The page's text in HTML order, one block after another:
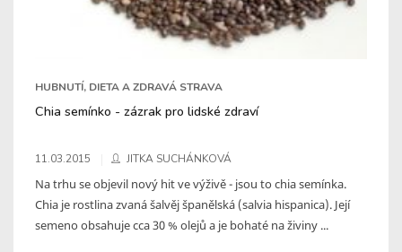
HUBNUTÍ, DIETA A ZDRAVÁ STRAVA
Chia semínko - zázrak pro lidské zdraví
11.03.2015 JITKA SUCHÁNKOVÁ
Na trhu se objevil nový hit ve výživě - jsou to chia semínka.
Chia je rostlina zvaná šalvěj španělská (salvia hispanica). Její
semeno obsahuje cca 30 % olejů a je bohaté na živiny ...